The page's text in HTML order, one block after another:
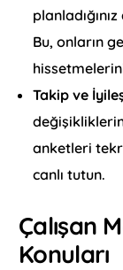
Bu, onların
Takip ve
anketleri
canlı tutun.
Çalışan
Konuları